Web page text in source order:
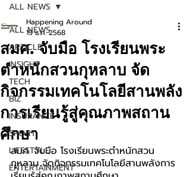
ALL NEWS
ARTICLE
INSIGHT
TECH
BIZ
INSURANCE
SPORT
LIFESTYLE
ENTERTAINMENT
ALL NEWS
สมศ. จับมือ โรงเรียนพระ
ตำหนักสวนกุหลาบ จัด
กิจกรรมเทคโนโลยีสานพลัง
การเรียนรู้สู่คุณภาพสถาน
ศึกษา
Happening Around
19 ธ.ค. 2568
สมศ. จับมือ โรงเรียนพระตำหนักสวน
กุหลาบ จัดกิจกรรมเทคโนโลยีสานพลังการ